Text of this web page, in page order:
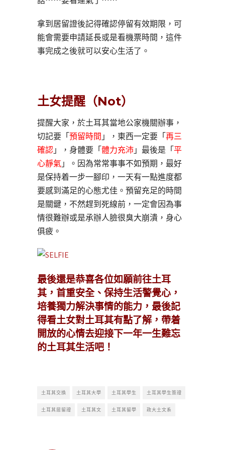
拿到居留證後記得確認停留有效期限，可
能會需要申請延長或是看機票時間，這件
事完成之後就可以安心生活了。
土女提醒（Not）
提醒大家，於土耳其當地公家機關辦事，
切記要「預留時間 」，東西一定要「再三
確認 」，身體要「體力充沛 」最後是「平
心靜氣 」。因為常常事事不如預期，最好
是保持着一步一腳印，一天有一點進度都
要感到滿足的心態尤佳。預留充足的時間
是關鍵，不然趕到死線前，一定會因為事
情很難辦或是承辦人臉很臭大崩潰，身心
俱疲。
最後還是恭喜各位如願前往土耳
其，首重安全、保持生活警覺心，
培養獨力解決事情的能力，最後記
得看土女對土耳其有點了解，帶着
開放的心情去迎接下一年一生難忘
的土耳其生活吧！
土耳其交換 土耳其大學 土耳其學生 土耳其學生簽證
土耳其居留證 土耳其文 土耳其留學 政大土文系